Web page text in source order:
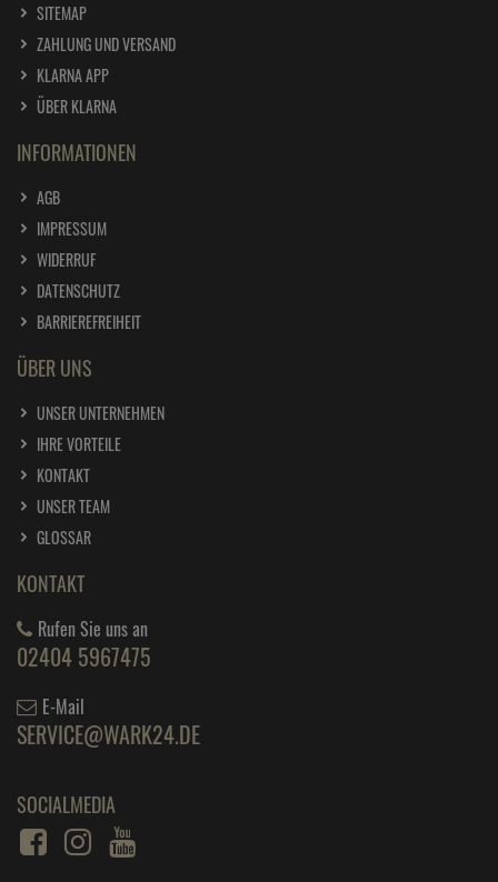
SITEMAP
ZAHLUNG UND VERSAND
KLARNA APP
ÜBER KLARNA
INFORMATIONEN
AGB
IMPRESSUM
WIDERRUF
DATENSCHUTZ
BARRIEREFREIHEIT
ÜBER UNS
UNSER UNTERNEHMEN
IHRE VORTEILE
KONTAKT
UNSER TEAM
GLOSSAR
KONTAKT
Rufen Sie uns an
02404 5967475
E-Mail
SERVICE@WARK24.DE
SOCIALMEDIA